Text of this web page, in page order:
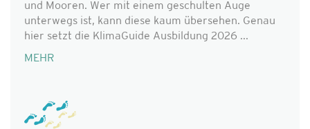
und Mooren. Wer mit einem geschulten Auge
unterwegs ist, kann diese kaum übersehen. Genau
hier setzt die KlimaGuide Ausbildung 2026 ...
MEHR